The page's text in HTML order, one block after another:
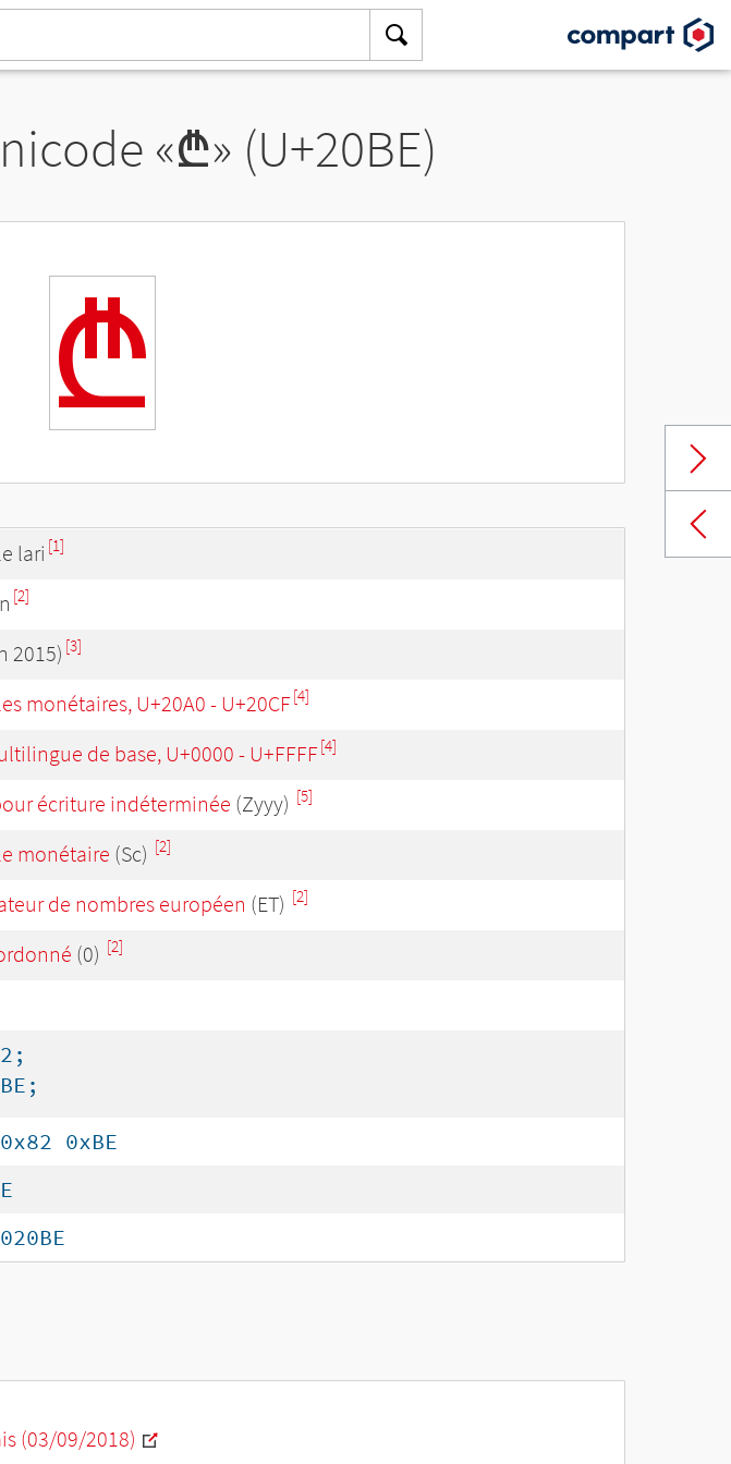
«₾» (U+20BE)
₾
lari [1]
[2]
2015) [3]
monétaires, U+20A0 - U+20CF[4]
de base, U+0000 - U+FFFF[4]
écriture indéterminée (Zyyy) [5]
monétaire (Sc) [2]
de nombres européen (ET) [2]
(0) [2]
0xBE
(03/09/2018)